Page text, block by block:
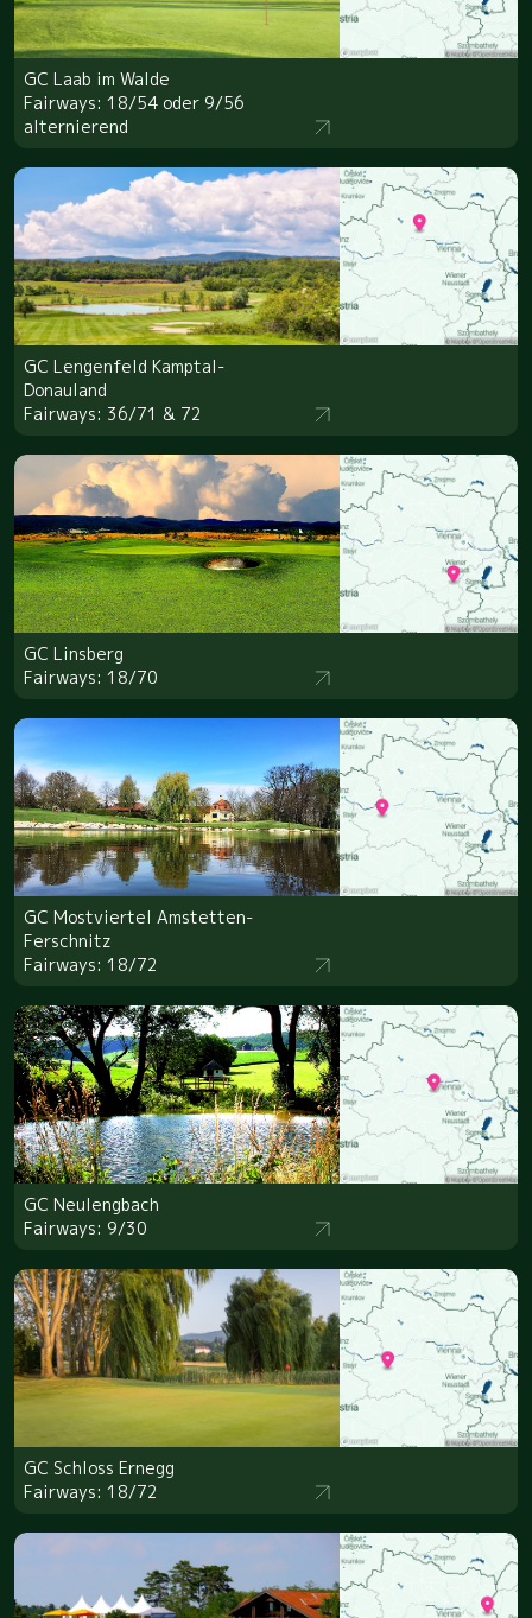
GC Laab im Walde
Fairways: 18/54 oder 9/56
alternierend
GC Lengenfeld Kamptal-
Donauland
Fairways: 36/71 & 72
GC Linsberg
Fairways: 18/70
GC Mostviertel Amstetten-
Ferschnitz
Fairways: 18/72
GC Neulengbach
Fairways: 9/30
GC Schloss Ernegg
Fairways: 18/72